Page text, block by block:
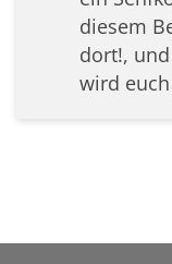
diesem
dort!,
wird